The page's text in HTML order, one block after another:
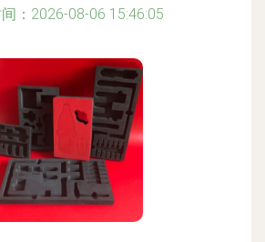
：2026-08-06 15:46:05